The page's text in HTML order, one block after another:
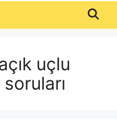
uçlu
soruları